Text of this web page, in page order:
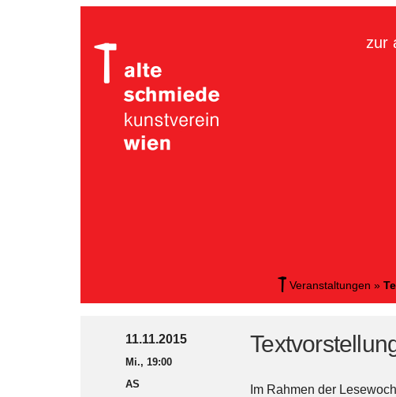
zur
Veranstaltungen »
11.11.2015
Mi., 19:00
AS
Im Rahmen der